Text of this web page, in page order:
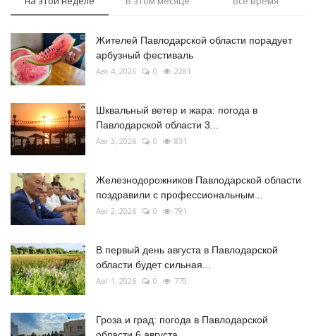
Жителей Павлодарской области порадует
арбузный фестиваль
Авг 4, 2026 0 2281
Шквальный ветер и жара: погода в
Павлодарской области 3...
Авг 3, 2026 0 831
Железнодорожников Павлодарской области
поздравили с профессиональным...
Авг 2, 2026 0 791
В первый день августа в Павлодарской
области будет сильная...
Авг 1, 2026 0 770
Гроза и град: погода в Павлодарской